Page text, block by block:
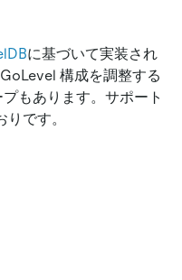
に基づいて実装され
構成を調整する
もあります。サポート
です。